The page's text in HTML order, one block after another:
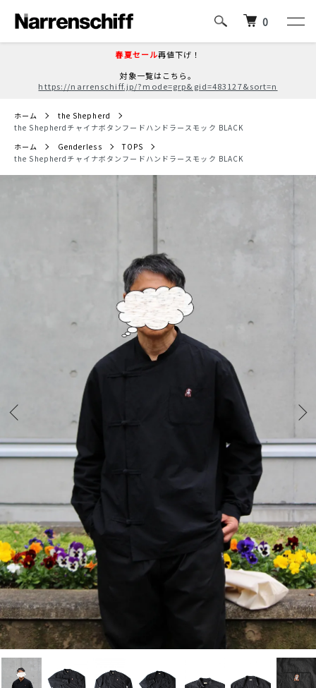
春夏セール再値下げ！
対象一覧はこちら。
https://narrenschiff.jp/?mode=grp&gid=483127&sort=n
0
ホーム
the Shepherd
the Shepherdチャイナボタンフードハンドラースモック BLACK
ホーム
Genderless
TOPS
the Shepherdチャイナボタンフードハンドラースモック BLACK